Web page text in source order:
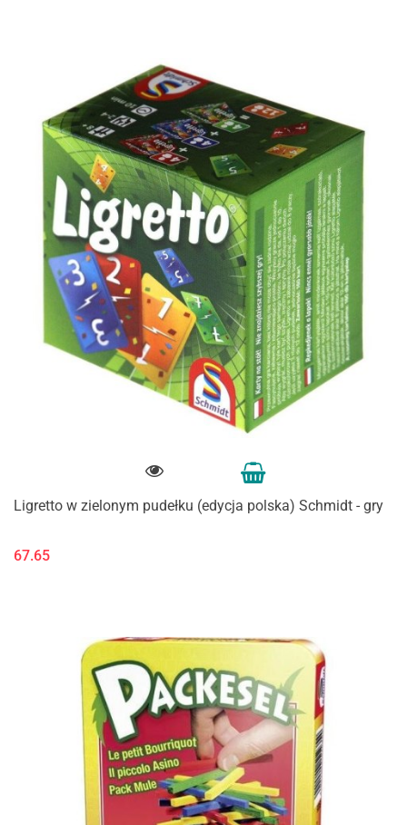
Ligretto w zielonym pudełku (edycja polska) Schmidt - gry
67.65